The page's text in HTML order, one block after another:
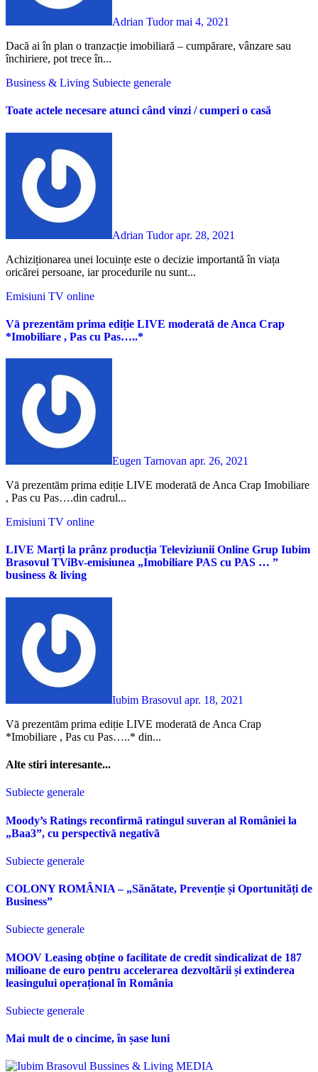
Adrian Tudormai 4, 2021
Dacă ai în plan o tranzacție imobiliară – cumpărare, vânzare sau
închiriere, pot trece în...
Business & Living Subiecte generale
Toate actele necesare atunci când vinzi / cumperi o casă
Adrian Tudorapr. 28, 2021
Achiziționarea unei locuințe este o decizie importantă în viața
oricărei persoane, iar procedurile nu sunt...
Emisiuni TV online
Vā prezentām prima ediție LIVE moderatā de Anca Crap
*Imobiliare , Pas cu Pas…..*
Eugen Tarnovan apr. 26, 2021
Vā prezentām prima ediție LIVE moderatā de Anca Crap Imobiliare
, Pas cu Pas….din cadrul...
Emisiuni TV online
LIVE Marți la prânz producția Televiziunii Online Grup Iubim
Brasovul TViBv-emisiunea „Imobiliare PAS cu PAS … ”
business & living
Iubim Brasovul apr. 18, 2021
Vā prezentām prima ediție LIVE moderatā de Anca Crap
*Imobiliare , Pas cu Pas…..* din...
Alte stiri interesante...
Subiecte generale
Moody’s Ratings reconfirmã ratingul suveran al României la
„Baa3”, cu perspectivã negativã
Subiecte generale
COLONY ROMÂNIA – „Sănătate, Prevenție și Oportunități de
Business”
Subiecte generale
MOOV Leasing obține o facilitate de credit sindicalizat de 187
milioane de euro pentru accelerarea dezvoltării și extinderea
leasingului operațional în România
Subiecte generale
Mai mult de o cincime, în șase luni